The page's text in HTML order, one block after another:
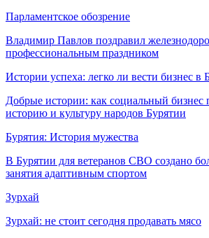
Парламентское обозрение
Владимир Павлов поздравил
профессиональным праздником
Истории успеха: легко ли вести бизнес в
Добрые истории: как социальный бизнес
историю и культуру народов Бурятии
Бурятия: История мужества
В Бурятии для ветеранов СВО создано
занятия адаптивным спортом
Зурхай
Зурхай: не стоит сегодня продавать мясо